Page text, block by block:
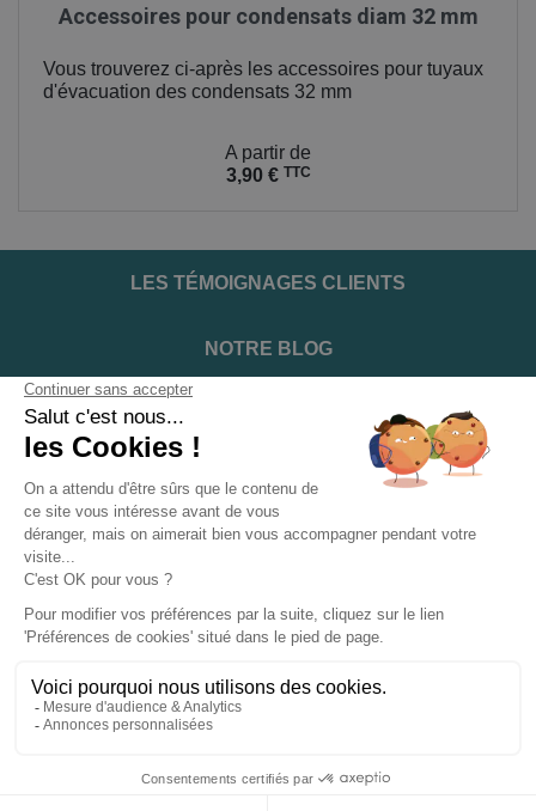
Accessoires pour condensats diam 32 mm
Vous trouverez ci-après les accessoires pour tuyaux
d'évacuation des condensats 32 mm
A partir de
3,90 € TTC
LES TÉMOIGNAGES CLIENTS
NOTRE BLOG
DEVENIR INSTALLATEUR
NOTRE SERVICE APRÈS VENTE
NOS PARTENAIRES OFFICIELS
INFORMATIONS ET CONDITIONS